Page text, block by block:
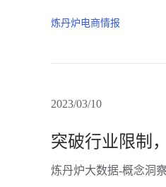
炼丹炉电商情报
2023/03/10
炼丹炉大数据-概念洞